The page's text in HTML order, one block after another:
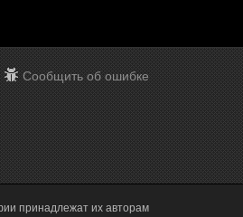
Сообщить об ошибке
принадлежат их авторам